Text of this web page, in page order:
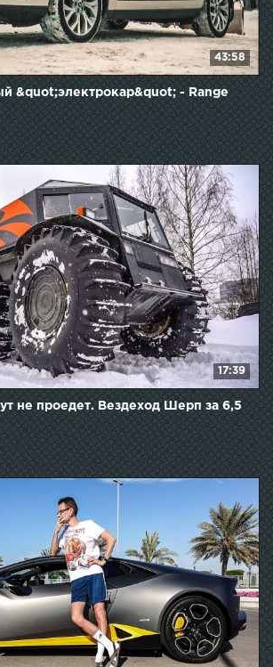
43:58
&quot;электрокар&quot; - Range
17:39
не проедет. Вездеход Шерп за 6,5